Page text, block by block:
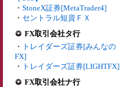
・ StoneX証券[MetaTrader4]
・ セントラル短資ＦＸ
FX取引会社タ行
・ トレイダーズ証券[みんなの
FX]
・ トレイダーズ証券[LIGHTFX]
FX取引会社ナ行